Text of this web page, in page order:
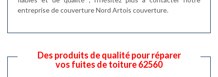
entreprise de couverture Nord Artois couverture.
Des produits de qualité pour réparer
vos fuites de toiture 62560